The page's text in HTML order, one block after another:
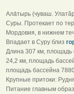
Ала́тырь (чуваш.
Суры. Протекает по
Мордовия, в нижнем
Впадает в Суру близ
Длина 307 км, площадь
24,2 км, площадь
площадь бассейна
Крупные притоки:
Питание главным